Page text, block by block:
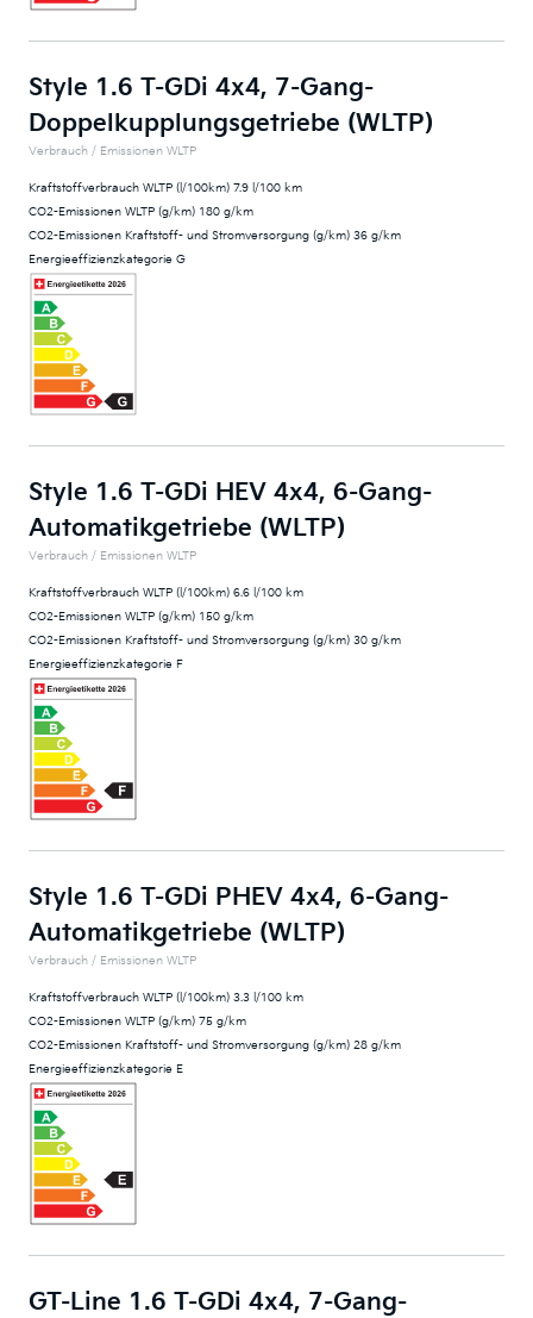
Style 1.6 T-GDi 4x4, 7-Gang-
Doppelkupplungsgetriebe (WLTP)
Verbrauch / Emissionen WLTP
Kraftstoffverbrauch WLTP (l/100km) 7.9 l/100 km
CO2-Emissionen WLTP (g/km) 180 g/km
CO2-Emissionen Kraftstoff- und Stromversorgung (g/km) 36 g/km
Energieeffizienzkategorie G
Style 1.6 T-GDi HEV 4x4, 6-Gang-
Automatikgetriebe (WLTP)
Verbrauch / Emissionen WLTP
Kraftstoffverbrauch WLTP (l/100km) 6.6 l/100 km
CO2-Emissionen WLTP (g/km) 150 g/km
CO2-Emissionen Kraftstoff- und Stromversorgung (g/km) 30 g/km
Energieeffizienzkategorie F
Style 1.6 T-GDi PHEV 4x4, 6-Gang-
Automatikgetriebe (WLTP)
Verbrauch / Emissionen WLTP
Kraftstoffverbrauch WLTP (l/100km) 3.3 l/100 km
CO2-Emissionen WLTP (g/km) 75 g/km
CO2-Emissionen Kraftstoff- und Stromversorgung (g/km) 28 g/km
Energieeffizienzkategorie E
GT-Line 1.6 T-GDi 4x4, 7-Gang-